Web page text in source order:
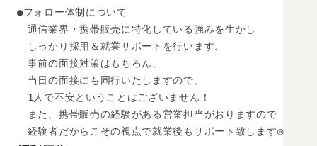
●フォロー体制について
通信業界・携帯販売に特化している強みを生かし
しっかり採用＆就業サポートを行います。
事前の面接対策はもちろん、
当日の面接にも同行いたしますので、
1人で不安ということはございません！
また、携帯販売の経験がある営業担当がおりますので
経験者だからこその視点で就業後もサポート致します◎